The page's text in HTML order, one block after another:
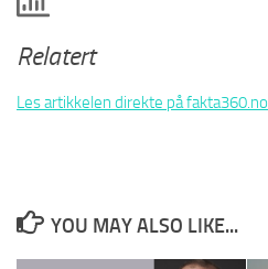
Relatert
Les artikkelen direkte på fakta360.no
YOU MAY ALSO LIKE...